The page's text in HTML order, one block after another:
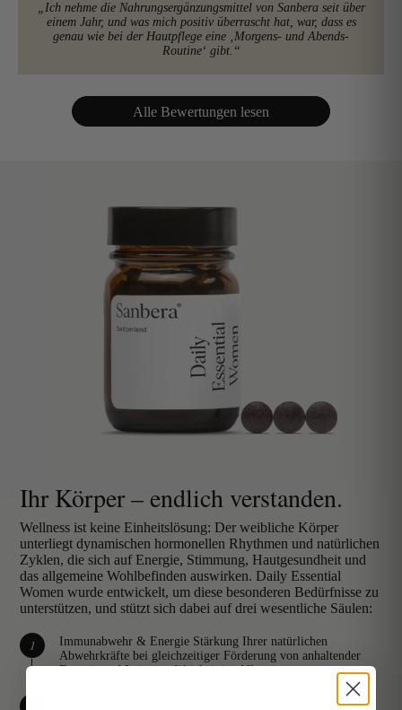
„Ich nehme die Nahrungsergänzungsmittel von Sanbera seit über
einem Jahr, und was mich positiv überrascht hat, war, dass es
genau wie bei der Hautpflege eine ‚Morgens- und Abends-
Routine‘ gibt.“
Alle Bewertungen lesen
Ihr Körper – endlich verstanden.
Wellness ist keine Einheitslösung: Der weibliche Körper
unterliegt dynamischen hormonellen Rhythmen und natürlichen
Zyklen, die sich auf Energie, Stimmung, Hautgesundheit und
das allgemeine Wohlbefinden auswirken. Daily Essential
Women wurde entwickelt, um diese besonderen Bedürfnisse zu
unterstützen, und stützt sich dabei auf drei wesentliche Säulen:
Immunabwehr & Energie Stärkung Ihrer natürlichen
Abwehrkräfte bei gleichzeitiger Förderung von anhaltender
Energie und Leistungsfähigkeit im Alltag.
Unterstützt Ihren Körper dabei,